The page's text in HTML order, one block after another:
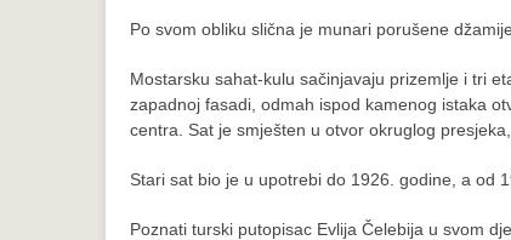
Po svom obliku slična je munari porušene
Mostarsku sahat-kulu sačinjavaju prizemlje i tri
zapadnoj fasadi, odmah ispod kamenog istaka
centra. Sat je smješten u otvor okruglog
Stari sat bio je u upotrebi do 1926. godine, a od
Poznati turski putopisac Evlija Čelebija u svom